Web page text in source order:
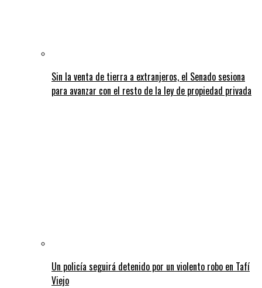
Sin la venta de tierra a extranjeros, el Senado sesiona
para avanzar con el resto de la ley de propiedad privada
Un policía seguirá detenido por un violento robo en Tafí
Viejo